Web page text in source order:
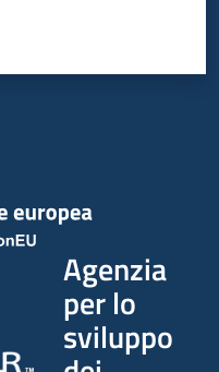
Agenzia
per lo
sviluppo